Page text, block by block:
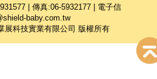
| 傳真:06-5932177 | 電子信
baby.com.tw
展科技實業有限公司 版權所有